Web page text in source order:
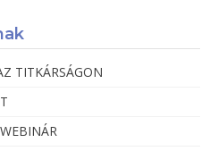
TITKÁRSÁGON